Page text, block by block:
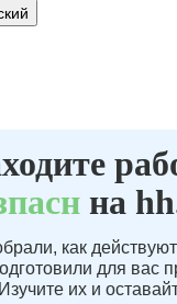
паснна
как
для вас
их и